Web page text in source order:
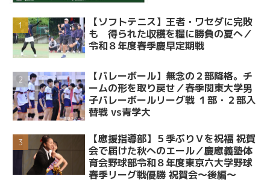
【ソフトテニス】王者・ワセダに完敗
も 得られた収穫を糧に勝負の夏へ／
令和８年度春季慶早定期戦
【バレーボール】無念の２部降格。チ
ームの形を取り戻せ／春季関東大学男
子バレーボールリーグ戦 １部・２部入
替戦 vs青学大
【應援指導部】５季ぶりＶを祝福 祝賀
会で届けた秋へのエール／慶應義塾体
育会野球部令和８年度東京六大学野球
春季リーグ戦優勝 祝賀会～後編～